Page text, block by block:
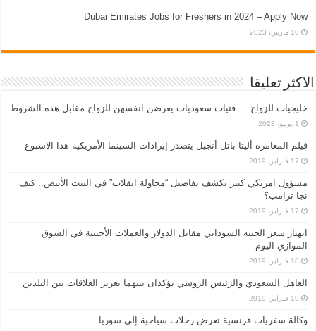
Dubai Emirates Jobs for Freshers in 2024 – Apply Now
10 مارس، 2023
الاكثر تعليقا
خليجيات للزواج … فتيات سعوديات يعرضن انفسهن للزواج مقابل هذه الشروط
1 يونيو، 2023
فيلم المغامرة أليتا‭ ‬باتل أنجيل يتصدر إيرادات السينما الأمريكية هذا الاسبوع
17 فبراير، 2019
مسؤول امريكي كبير يكشف تفاصيل “محاولة انقلاب” في البيت الأبيض.. كيف
نجا ترامب؟
17 فبراير، 2019
انهيار سعر الجنيه السوداني مقابل الدولار والعملات الأجنبية في السوق
الموازي اليوم
18 فبراير، 2019
العاهل السعودي والرئيس الروسي يؤكدان نيتهما تعزيز العلاقات بين البلدين
19 فبراير، 2019
وكالة سفريات فرنسية تعرض رحلات سياحية إلى سوريا